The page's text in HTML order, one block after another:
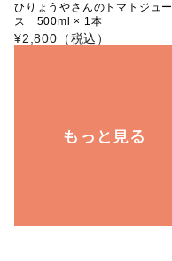
ひりょうやさんのトマトジュー
ス 500ml × 1本
¥2,800（税込）